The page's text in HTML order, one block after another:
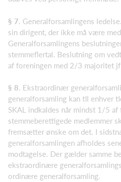
§ 7 . Generalforsamlingens
sin dirigent, der ikke må være
Generalforsamlingens
stemmeflertal. Beslutning om
af foreningen med 2/3 majoritet
§ 8. Ekstraordinær
generalforsamling kan til enhver
SKAL indkaldes når mindst 1/5 af
stemmeberettigede medlemmer
fremsætter ønske om det. I
generalforsamlingen afholdes
modtagelse. Der gælder samme
ekstraordinære
ordinære generalforsamling.